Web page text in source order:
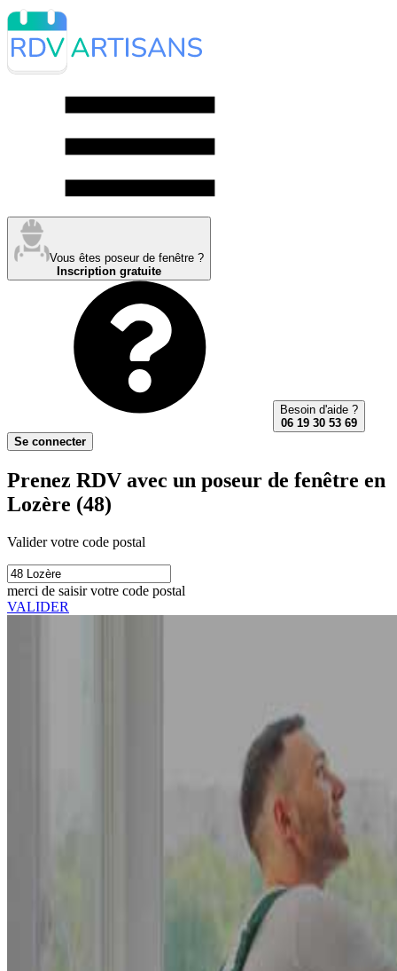
Vous êtes poseur de fenêtre ?
Inscription gratuite
Besoin d'aide ?
06 19 30 53 69
Se connecter
Prenez RDV avec un poseur de fenêtre en
Lozère (48)
Valider votre code postal
merci de saisir votre code postal
VALIDER